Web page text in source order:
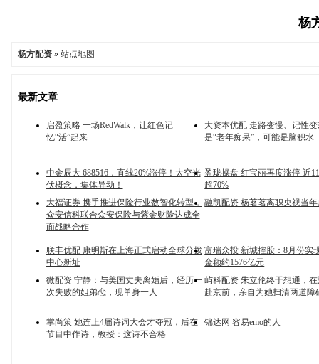
杨
杨方配资» 站点地图
最新文章
启盈策略 一场RedWalk，让红色记
忆“活”起来
大资本优配 走路变慢、记性
是“老年痴呆”，可能是脑积水
中金辰大 688516，直线20%涨停！太空光
伏概念，集体异动！
盈珑操盘 红宝丽再度涨停 近
超70%
大福证券 携手推进保险行业数智化转型，
众安信科联合众安保险与紫金财险达成全
面战略合作
融凯配资 杨茗茗离职央视当
联丰优配 康明斯在上海正式启动全球分拨
中心新址
富瑞众投 新城控股：8月份实
金额约1576亿元
微配资 宁静：与美国丈夫离婚后，经历一
次失败的姐弟恋，现单身一人
屿科配资 朱立伦终于想通，
赴京前，亲自为她扫清两道障
掌尚策 她连上4届诗词大会才夺冠，后在
节目中作诗，教授：这诗不合格
锦达网 容易emo的人